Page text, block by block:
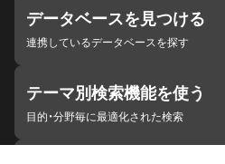
データベースを見つける
連携しているデータベースを探す
テーマ別検索機能を使う
目的・分野毎に最適化された検索